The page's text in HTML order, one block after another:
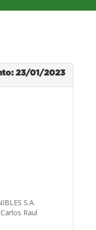
23/01/2023
S.A.
Raul